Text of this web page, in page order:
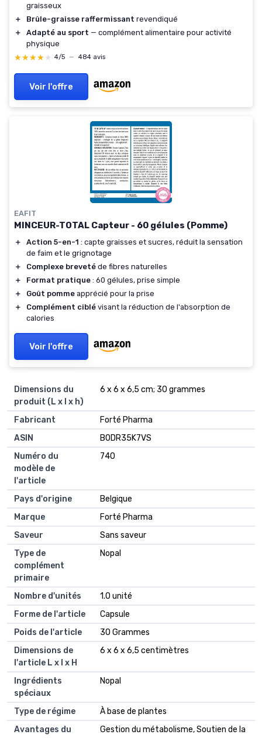
graisseux
＋
Brûle-graisse raffermissant revendiqué
＋
Adapté au sport — complément alimentaire pour activité
physique
★★★★★
★★★★★ 4/5 — 484 avis
Voir l'offre
EAFIT
MINCEUR-TOTAL Capteur - 60 gélules (Pomme)
＋ Action 5-en-1 : capte graisses et sucres, réduit la sensation
de faim et le grignotage
＋
Complexe breveté de fibres naturelles
＋
Format pratique : 60 gélules, prise simple
＋
Goût pomme apprécié pour la prise
＋
Complément ciblé visant la réduction de l'absorption de
calories
Voir l'offre
Dimensions du
produit (L x l x h)
6 x 6 x 6,5 cm; 30 grammes
Fabricant
Forté Pharma
ASIN
B0DR35K7VS
Numéro du
modèle de
l'article
740
Pays d'origine
Belgique
Marque
Forté Pharma
Saveur
Sans saveur
Type de
complément
primaire
Nopal
Nombre d'unités
1.0 unité
Forme de l'article
Capsule
Poids de l'article
30 Grammes
Dimensions de
l'article L x l x H
6 x 6 x 6,5 centimètres
Ingrédients
spéciaux
Nopal
Type de régime
À base de plantes
Avantages du
Gestion du métabolisme, Soutien de la